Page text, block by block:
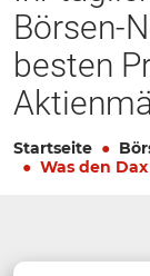
Börsen-
besten
Startseite
Was den